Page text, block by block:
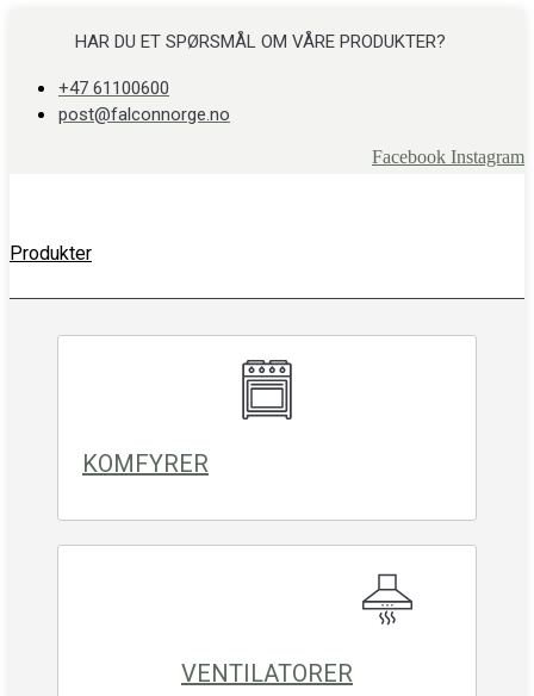
HAR DU ET SPØRSMÅL OM VÅRE PRODUKTER?
+47 61100600
post@falconnorge.no
Facebook Instagram
Produkter
KOMFYRER
VENTILATORER